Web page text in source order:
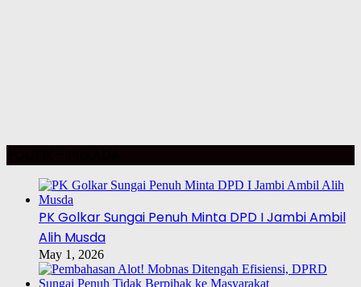
PK Golkar Sungai Penuh Minta DPD I Jambi Ambil
Alih Musda
May 1, 2026